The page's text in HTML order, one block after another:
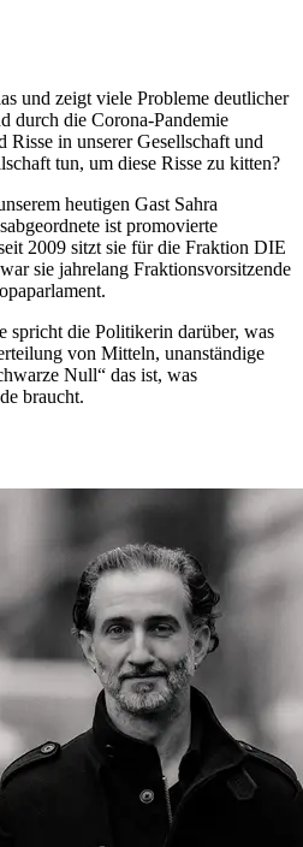
und zeigt viele Probleme deutlicher
durch die Corona-Pandemie
in unserer Gesellschaft und
tun, um diese Risse zu kitten?
heutigen Gast Sahra
ist promovierte
2009 sitzt sie für die Fraktion DIE
sie jahrelang Fraktionsvorsitzende
spricht die Politikerin darüber, was
von Mitteln, unanständige
Null“ das ist, was
braucht.